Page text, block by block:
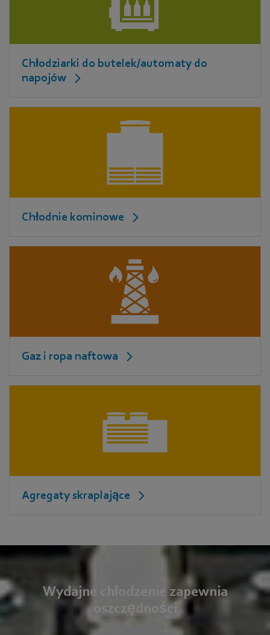
Chłodziarki do butelek/automaty do
napojów
Chłodnie kominowe
Gaz i ropa naftowa
Agregaty skraplające
Wydajne chłodzenie zapewnia
oszczędności